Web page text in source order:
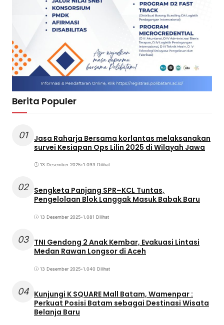
Berita Populer
01
Jasa Raharja Bersama korlantas melaksanakan
survei Kesiapan Ops Lilin 2025 di Wilayah Jawa
13 Desember 2025•1.093 Dilihat
02 Sengketa Panjang SPR–KCL Tuntas,
Pengelolaan Blok Langgak Masuk Babak Baru
13 Desember 2025•1.081 Dilihat
03 TNI Gendong 2 Anak Kembar, Evakuasi Lintasi
Medan Rawan Longsor di Aceh
13 Desember 2025•1.040 Dilihat
04 Kunjungi K SQUARE Mall Batam, Wamenpar :
Perkuat Posisi Batam sebagai Destinasi Wisata
Belanja Baru